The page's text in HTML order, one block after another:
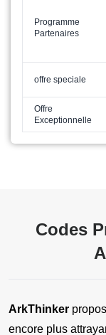
Programme
Partenaires
offre speciale
Offre
Exceptionnelle
Codes
ArkThinker
encore plus